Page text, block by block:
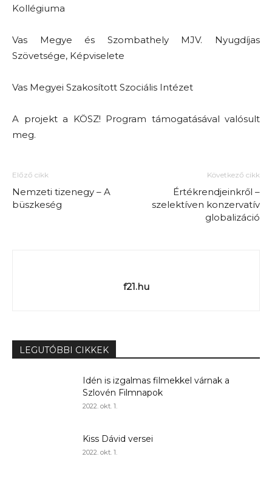
Kollégiuma
Vas Megye és Szombathely MJV. Nyugdíjas
Szövetsége, Képviselete
Vas Megyei Szakosított Szociális Intézet
A projekt a KÖSZ! Program támogatásával valósult
meg.
Előző cikk
Nemzeti tizenegy – A
büszkeség
Következő cikk
Értékrendjeinkről –
szelektíven konzervatív
globalizáció
f21.hu
LEGUTÓBBI CIKKEK
Idén is izgalmas filmekkel várnak a
Szlovén Filmnapok
2022. okt. 1.
Kiss Dávid versei
2022. okt. 1.